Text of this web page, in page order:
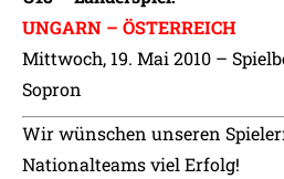
UNGARN – ÖSTERREICH
Mittwoch, 19. Mai 2010 –
Sopron
Wir wünschen unseren
Nationalteams viel Erfolg!